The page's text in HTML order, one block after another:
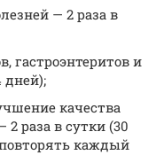
— 2 раза в
гастроэнтеритов и
дней);
качества
раза в сутки (30
каждый